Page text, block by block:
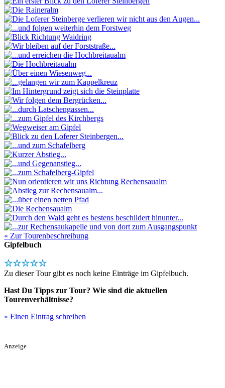
« Zur Tourenbeschreibung
Gipfelbuch
☆☆☆☆☆
Zu dieser Tour gibt es noch keine Einträge im Gipfelbuch.
Hast Du Tipps zur Tour? Wie sind die aktuellen
Tourenverhältnisse?
» Einen Eintrag schreiben
Anzeige